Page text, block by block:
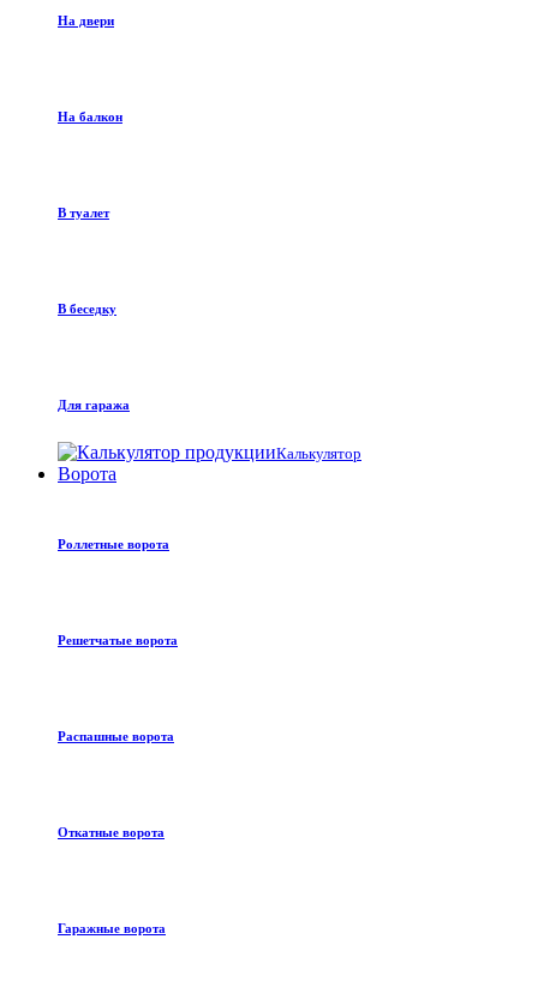
На двери
На балкон
В туалет
В беседку
Для гаража
Калькулятор
Ворота
Роллетные ворота
Решетчатые ворота
Распашные ворота
Откатные ворота
Гаражные ворота